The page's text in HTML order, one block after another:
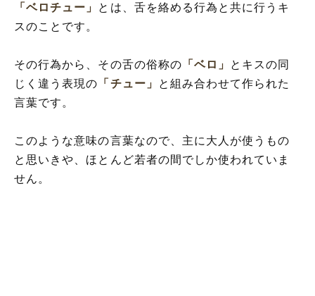
「ベロチュー」 とは、舌を絡める行為と共に行うキ
スのことです。
その行為から、その舌の俗称の 「ベロ」
とキスの同
じく違う表現の 「チュー」
と組み合わせて作られた
言葉です。
このような意味の言葉なので、主に大人が使うもの
と思いきや、ほとんど若者の間でしか使われていま
せん。